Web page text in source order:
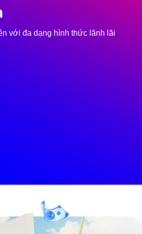
với đa dạng hình thức lãnh lãi